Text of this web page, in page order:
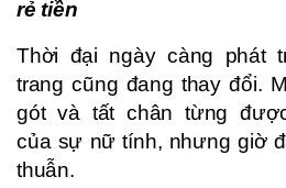
rẻ tiền
Thời đại ngày càng phát
trang cũng đang thay đổi.
gót và tất chân từng
của sự nữ tính, nhưng giờ
thuẫn.